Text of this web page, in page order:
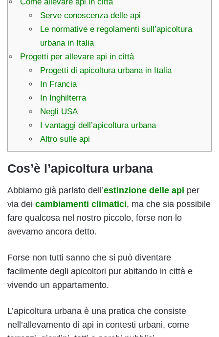
Serve conoscenza delle api
Le normative e regolamenti sull’apicoltura
urbana in Italia
Progetti per allevare api in città
Progetti di apicoltura urbana in Italia
In Francia
In Inghilterra
Negli USA
I vantaggi dell’apicoltura urbana
Altro sulle api
Cos’è l’apicoltura urbana
Abbiamo già parlato dell’estinzione delle api per
via dei cambiamenti climatici, ma che sia possibile
fare qualcosa nel nostro piccolo, forse non lo
avevamo ancora detto.
Forse non tutti sanno che si può diventare
facilmente degli apicoltori pur abitando in città e
vivendo un appartamento.
L’apicoltura urbana è una pratica che consiste
nell’allevamento di api in contesti urbani, come